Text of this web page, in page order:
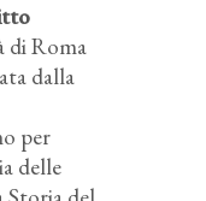
di Roma
dalla
per
delle